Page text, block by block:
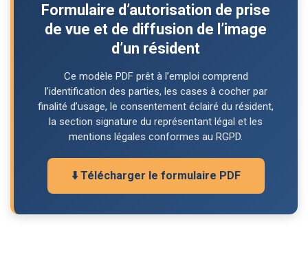
Formulaire d’autorisation de prise
de vue et de diffusion de l’image
d’un résident
Ce modèle PDF prêt à l’emploi comprend
l’identification des parties, les cases à cocher par
finalité d’usage, le consentement éclairé du résident,
la section signature du représentant légal et les
mentions légales conformes au RGPD.
⬇️ Télécharger le formulaire PDF